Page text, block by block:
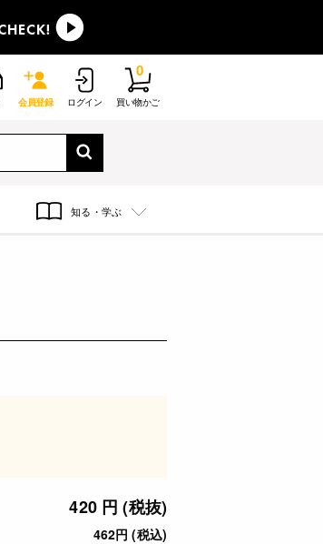
会員登録 ログイン 買い物かご
0
知る・学ぶ
420 円 (税抜)
462円 (税込)